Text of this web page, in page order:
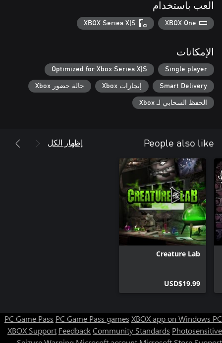
العب باستخدام
XBOX One
XBOX Series X|S
الإمكانات
Single player
Optimized for Xbox Series X|S
Smart Delivery إنجازات Xbox حالة حضور Xbox
الحفظ السحابي لـ Xbox
People also like إظهار الكل
Creature Lab
USD$19.99
PC Game Pass PC Game Pass games XBOX app on Windows PC
XBOX Support FeedbackCommunity Standards Photosensitive